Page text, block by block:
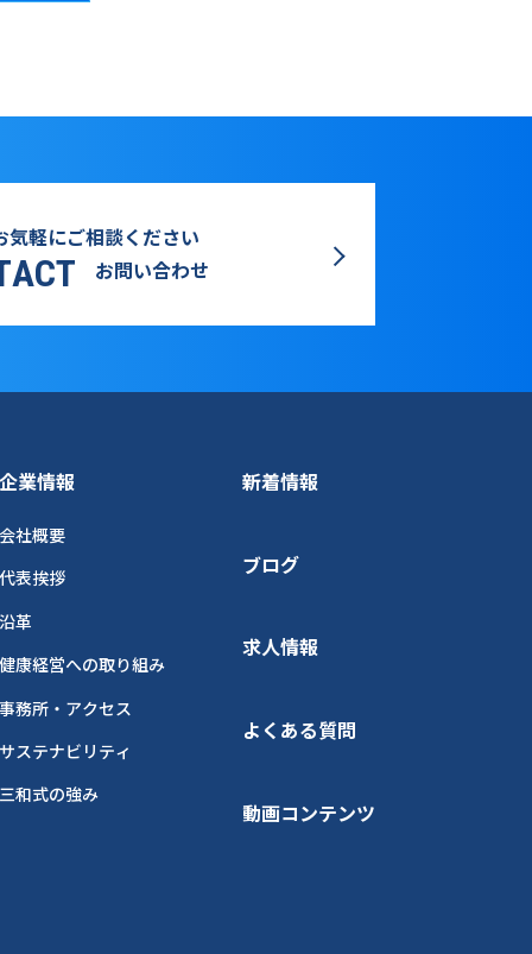
気軽にご相談ください
お問い合わせ
企業情報
会社概要
代表挨拶
沿革
健康経営への取り組み
事務所・アクセス
サステナビリティ
三和式の強み
新着情報
ブログ
求人情報
よくある質問
動画コンテンツ